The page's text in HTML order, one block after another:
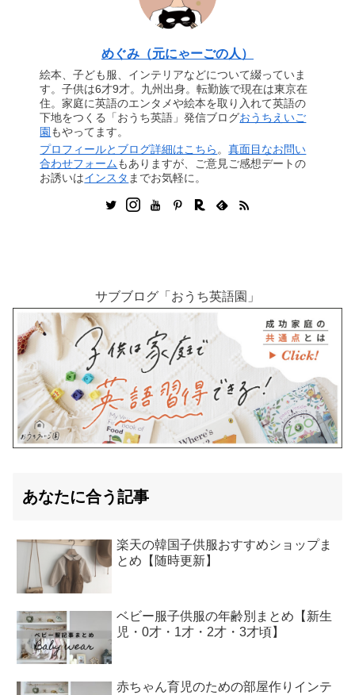
めぐみ（元にゃーごの人）
絵本、子ども服、インテリアなどについて綴っていま
す。子供は6才9才。九州出身。転勤族で現在は東京在
住。家庭に英語のエンタメや絵本を取り入れて英語の
下地をつくる「おうち英語」発信ブログおうちえいご
園 もやってます。
プロフィールとブログ詳細はこちら 。真面目なお問い
合わせフォームもありますが、ご意見ご感想デートの
お誘いはインスタ までお気軽に。
サブブログ「おうち英語園」
あなたに合う記事
楽天の韓国子供服おすすめショップま
とめ【随時更新】
ベビー服子供服の年齢別まとめ【新生
児・0才・1才・2才・3才頃】
赤ちゃん育児のための部屋作りインテ